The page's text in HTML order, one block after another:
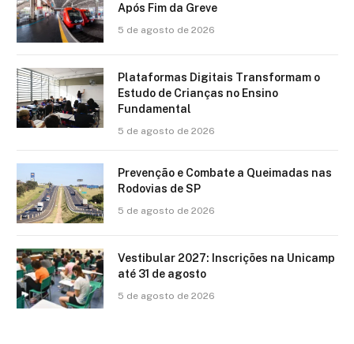
Após Fim da Greve
5 de agosto de 2026
Plataformas Digitais Transformam o
Estudo de Crianças no Ensino
Fundamental
5 de agosto de 2026
Prevenção e Combate a Queimadas nas
Rodovias de SP
5 de agosto de 2026
Vestibular 2027: Inscrições na Unicamp
até 31 de agosto
5 de agosto de 2026